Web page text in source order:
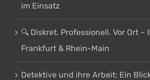
im Einsatz
🔍 Diskret. Professionell. Vor Ort –
Frankfurt & Rhein-Main
Detektive und ihre Arbeit: Ein